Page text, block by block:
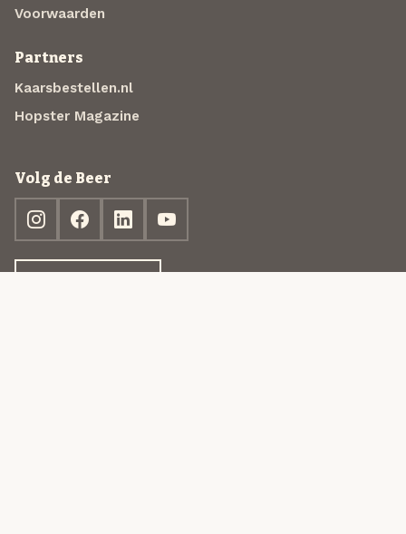
Voorwaarden
Partners
Kaarsbestellen.nl
Hopster Magazine
Volg de Beer